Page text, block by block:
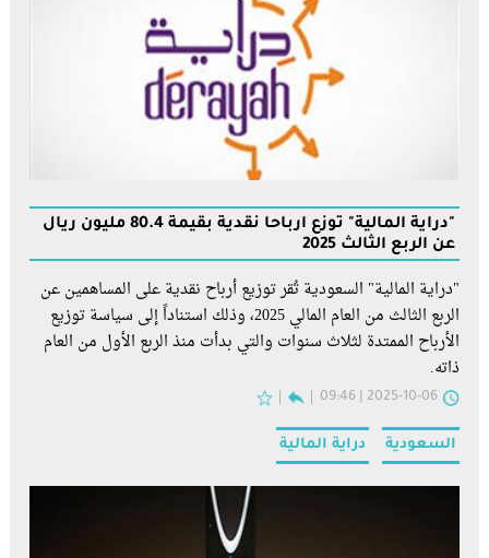
"دراية المالية" توزع أرباحاً نقدية بقيمة 80.4 مليون ريال
عن الربع الثالث 2025
"دراية المالية" السعودية تُقر توزيع أرباح نقدية على المساهمين عن
الربع الثالث من العام المالي 2025، وذلك استناداً إلى سياسة توزيع
الأرباح الممتدة لثلاث سنوات والتي بدأت منذ الربع الأول من العام
ذاته.
2025-10-06 | 09:46
السعودية دراية المالية